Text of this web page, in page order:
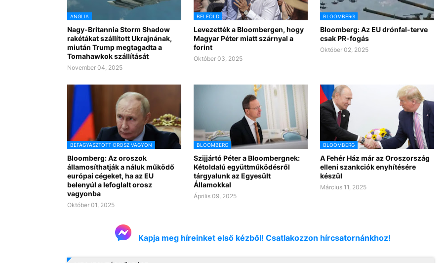
ANGLIA
Nagy-Britannia Storm Shadow
rakétákat szállított Ukrajnának,
miután Trump megtagadta a
Tomahawkok szállítását
November 04, 2025
BELFÖLD
Levezették a Bloombergen, hogy
Magyar Péter miatt szárnyal a
forint
Október 03, 2025
BLOOMBERG
Bloomberg: Az EU drónfal-terve
csak PR-fogás
Október 02, 2025
BEFAGYASZTOTT OROSZ VAGYON
Bloomberg: Az oroszok
államosíthatják a náluk működő
európai cégeket, ha az EU
belenyúl a lefoglalt orosz
vagyonba
Október 01, 2025
BLOOMBERG
Szijjártó Péter a Bloombergnek:
Kétoldalú együttműködésről
tárgyalunk az Egyesült
Államokkal
Április 09, 2025
BLOOMBERG
A Fehér Ház már az Oroszország
elleni szankciók enyhítésére
készül
Március 11, 2025
Kapja meg híreinket első kézből! Csatlakozzon hírcsatornánkhoz!